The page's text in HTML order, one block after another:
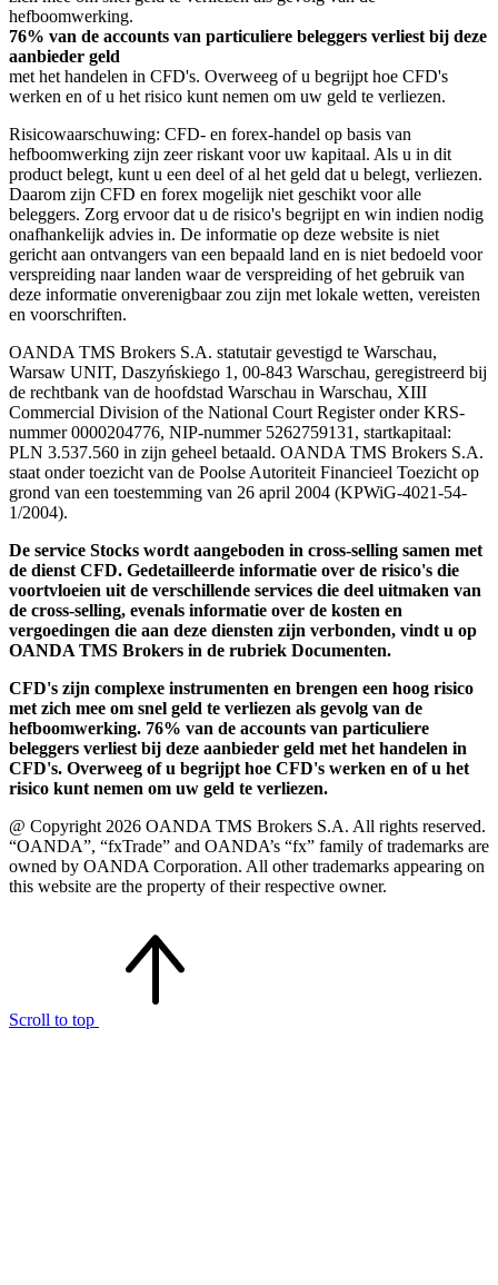
hefboomwerking.
76% van de accounts van particuliere beleggers verliest bij deze
aanbieder geld
met het handelen in CFD's. Overweeg of u begrijpt hoe CFD's
werken en of u het risico kunt nemen om uw geld te verliezen.
Risicowaarschuwing: CFD- en forex-handel op basis van
hefboomwerking zijn zeer riskant voor uw kapitaal. Als u in dit
product belegt, kunt u een deel of al het geld dat u belegt, verliezen.
Daarom zijn CFD en forex mogelijk niet geschikt voor alle
beleggers. Zorg ervoor dat u de risico's begrijpt en win indien nodig
onafhankelijk advies in. De informatie op deze website is niet
gericht aan ontvangers van een bepaald land en is niet bedoeld voor
verspreiding naar landen waar de verspreiding of het gebruik van
deze informatie onverenigbaar zou zijn met lokale wetten, vereisten
en voorschriften.
OANDA TMS Brokers S.A. statutair gevestigd te Warschau,
Warsaw UNIT, Daszyńskiego 1, 00-843 Warschau, geregistreerd bij
de rechtbank van de hoofdstad Warschau in Warschau, XIII
Commercial Division of the National Court Register onder KRS-
nummer 0000204776, NIP-nummer 5262759131, startkapitaal:
PLN 3.537.560 in zijn geheel betaald. OANDA TMS Brokers S.A.
staat onder toezicht van de Poolse Autoriteit Financieel Toezicht op
grond van een toestemming van 26 april 2004 (KPWiG-4021-54-
1/2004).
De service Stocks wordt aangeboden in cross-selling samen met
de dienst CFD. Gedetailleerde informatie over de risico's die
voortvloeien uit de verschillende services die deel uitmaken van
de cross-selling, evenals informatie over de kosten en
vergoedingen die aan deze diensten zijn verbonden, vindt u op
OANDA TMS Brokers in de rubriek Documenten.
CFD's zijn complexe instrumenten en brengen een hoog risico
met zich mee om snel geld te verliezen als gevolg van de
hefboomwerking. 76% van de accounts van particuliere
beleggers verliest bij deze aanbieder geld met het handelen in
CFD's. Overweeg of u begrijpt hoe CFD's werken en of u het
risico kunt nemen om uw geld te verliezen.
@ Copyright 2026 OANDA TMS Brokers S.A. All rights reserved.
“OANDA”, “fxTrade” and OANDA’s “fx” family of trademarks are
owned by OANDA Corporation. All other trademarks appearing on
this website are the property of their respective owner.
Scroll to top